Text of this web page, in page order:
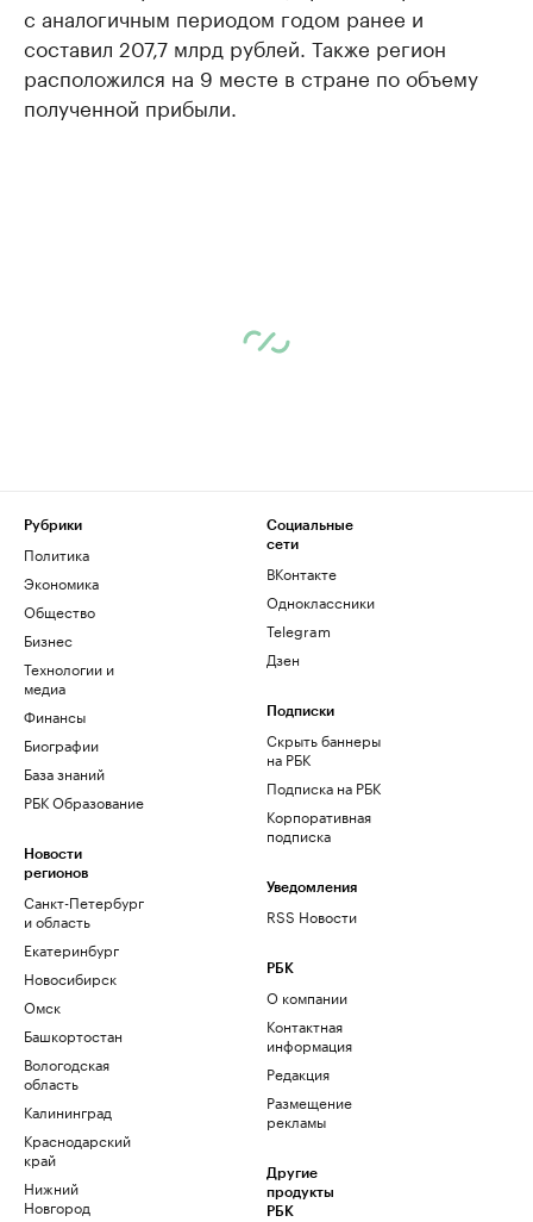
с аналогичным периодом годом ранее и
составил 207,7 млрд рублей. Также регион
расположился на 9 месте в стране по объему
полученной прибыли.
Рубрики
Политика
Экономика
Общество
Бизнес
Технологии и
медиа
Финансы
Биографии
База знаний
РБК Образование
Новости
регионов
Санкт-Петербург
и область
Екатеринбург
Новосибирск
Омск
Башкортостан
Вологодская
область
Калининград
Краснодарский
край
Нижний
Новгород
Социальные
сети
ВКонтакте
Одноклассники
Telegram
Дзен
Подписки
Скрыть баннеры
на РБК
Подписка на РБК
Корпоративная
подписка
Уведомления
RSS Новости
РБК
О компании
Контактная
информация
Редакция
Размещение
рекламы
Другие
продукты
РБК